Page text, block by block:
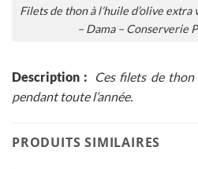
Filets de thon à l’huile d’olive
– Dama – Conserverie
Description :
Ces filets de
pendant toute l’année.
PRODUITS SIMILAIRES